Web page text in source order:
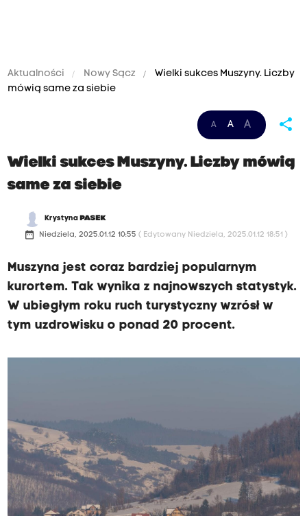
Aktualności Nowy Sącz
Wielki sukces Muszyny. Liczby
mówią same za siebie
A A A share
Wielki sukces Muszyny. Liczby mówią
same za siebie
Krystyna PASEK
date_range Niedziela, 2025.01.12 10:55 ( Edytowany Niedziela, 2025.01.12 18:51 )
Muszyna jest coraz bardziej popularnym
kurortem. Tak wynika z najnowszych statystyk.
W ubiegłym roku ruch turystyczny wzrósł w
tym uzdrowisku o ponad 20 procent.